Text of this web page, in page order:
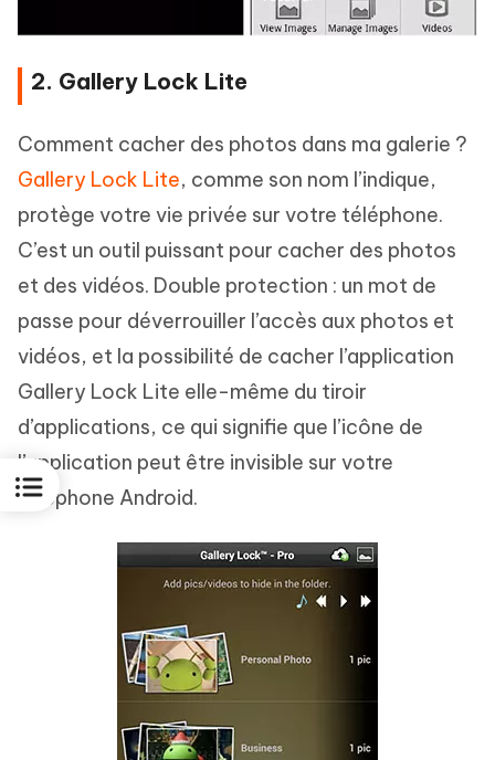
2. Gallery Lock Lite
Comment cacher des photos dans ma galerie ?
Gallery Lock Lite, comme son nom l’indique,
protège votre vie privée sur votre téléphone.
C’est un outil puissant pour cacher des photos
et des vidéos. Double protection : un mot de
passe pour déverrouiller l’accès aux photos et
vidéos, et la possibilité de cacher l’application
Gallery Lock Lite elle-même du tiroir
d’applications, ce qui signifie que l’icône de
l’application peut être invisible sur votre
téléphone Android.